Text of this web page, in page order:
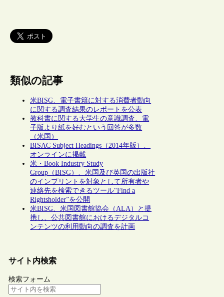
類似の記事
米BISG、電子書籍に対する消費者動向
に関する調査結果のレポートを公表
教科書に関する大学生の意識調査、電
子版より紙を好むという回答が多数
（米国）
BISAC Subject Headings（2014年版）、
オンラインに掲載
米・Book Industry Study
Group（BISG）、米国及び英国の出版社
のインプリントを対象として所有者や
連絡先を検索できるツール“Find a
Rightsholder”を公開
米BISG、米国図書館協会（ALA）と提
携し、公共図書館におけるデジタルコ
ンテンツの利用動向の調査を計画
サイト内検索
検索フォーム